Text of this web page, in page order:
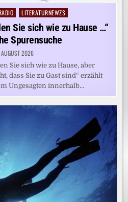
LITERATURNEWZS
Sie sich wie zu Hause …“
Spurensuche
2026
Sie sich wie zu Hause, aber
dass Sie zu Gast sind“ erzählt
Ungesagten innerhalb…